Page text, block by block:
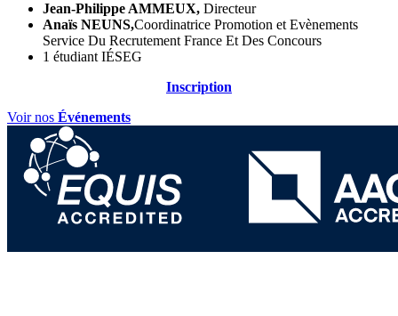
Jean-Philippe AMMEUX, Directeur
Anaïs NEUNS,Coordinatrice Promotion et Evènements
Service Du Recrutement France Et Des Concours
1 étudiant IÉSEG
Inscription
Voir nos Événements